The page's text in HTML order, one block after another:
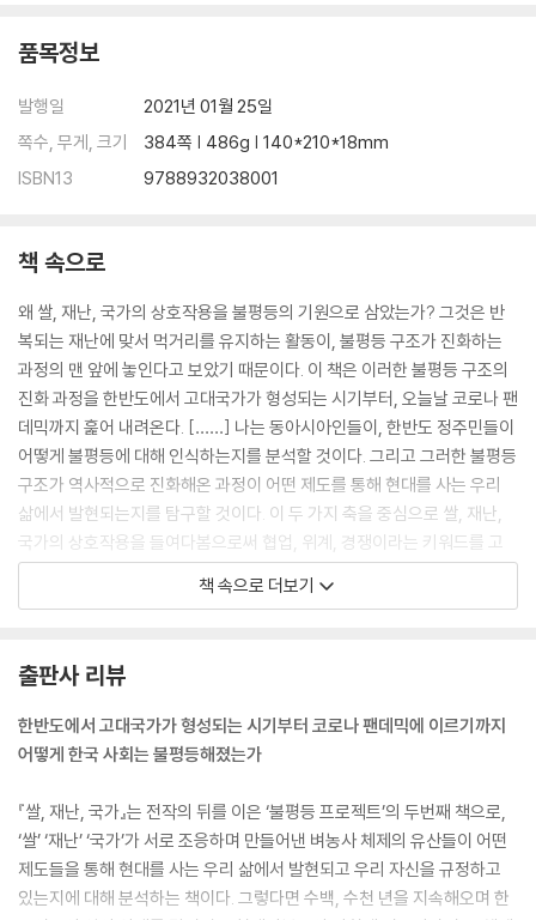
연공 문화의 제도화─연공제
인구구조의 변동에 따른 기업의 인구 구성 변화
연공-세대-인구 착종과 기업의 비용 위기
연공-세대-인구 착종과 청년 고용 위기 연공제와 노동운동
연공제와 여성
6장 벼농사 체제의 극복
재난 대비 구휼국가에서 보편적 사회안전망 국가로
표준화를 위한 조율에서 다양성의 조율로
벼농사 체제와 청년 세대의 충돌
동료로서의 여성
직무평가 시스템의 도입─시험에서 숙련으로
연공급 대 직무급─어느 불평등을 택할 것인가
한국형 위계 구조의 개혁─연공제를 넘어서
나가며
참고문헌
품목정보
발행일
2021년 01월 25일
쪽수, 무게, 크기
384쪽 | 486g | 140*210*18mm
ISBN13
9788932038001
책 속으로
왜 쌀, 재난, 국가의 상호작용을 불평등의 기원으로 삼았는가? 그것은 반
복되는 재난에 맞서 먹거리를 유지하는 활동이, 불평등 구조가 진화하는
과정의 맨 앞에 놓인다고 보았기 때문이다. 이 책은 이러한 불평등 구조의
진화 과정을 한반도에서 고대국가가 형성되는 시기부터, 오늘날 코로나 팬
데믹까지 훑어 내려온다. [……] 나는 동아시아인들이, 한반도 정주민들이
어떻게 불평등에 대해 인식하는지를 분석할 것이다. 그리고 그러한 불평등
구조가 역사적으로 진화해온 과정이 어떤 제도를 통해 현대를 사는 우리
삶에서 발현되는지를 탐구할 것이다. 이 두 가지 축을 중심으로 쌀, 재난,
국가의 상호작용을 들여다봄으로써 협업, 위계, 경쟁이라는 키워드를 고
안해내고, 결국에는 오늘날의 연공제 비판으로 이어질 것이다. ‘쌀 이론’을
통해 오늘날 한국 사회의 위계와 불평등 구조─협업과 경쟁의 구조, 교육
--- p.9~10, 「들어가며」 중에서
한국인에게 이 위계란 일상 자체다. 한국인만큼 협업을 잘하는 종족도 드
할뿐더러 세밀하고 촘촘하다. 인간관계마다, 말 한마디 한마디마다 이 위
계의 구조는 깊이 드리워져 있고, 우리의 아이들은 이 위계에 적응하고 순
응하는 법부터 배운다. [……] 우리는 왜 이 위계 구조를 그토록 오래 강고
히 지속시켜왔고, 얼마나 더 오래 이 위계 구조와 함께 살아가야 하는가?
책 속으로 더보기
출판사 리뷰
한반도에서 고대국가가 형성되는 시기부터 코로나 팬데믹에 이르기까지
어떻게 한국 사회는 불평등해졌는가
『쌀, 재난, 국가』는 전작의 뒤를 이은 ‘불평등 프로젝트’의 두번째 책으로,
‘쌀’ ‘재난’ ‘국가’가 서로 조응하며 만들어낸 벼농사 체제의 유산들이 어떤
제도들을 통해 현대를 사는 우리 삶에서 발현되고 우리 자신을 규정하고
있는지에 대해 분석하는 책이다. 그렇다면 수백, 수천 년을 지속해오며 한